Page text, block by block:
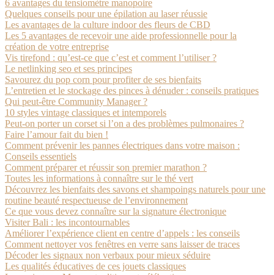
6 avantages du tensiomètre manopoire
Quelques conseils pour une épilation au laser réussie
Les avantages de la culture indoor des fleurs de CBD
Les 5 avantages de recevoir une aide professionnelle pour la
création de votre entreprise
Vis tirefond : qu’est-ce que c’est et comment l’utiliser ?
Le netlinking seo et ses principes
Savourez du pop corn pour profiter de ses bienfaits
L’entretien et le stockage des pinces à dénuder : conseils pratiques
Qui peut-être Community Manager ?
10 styles vintage classiques et intemporels
Peut-on porter un corset si l’on a des problèmes pulmonaires ?
Faire l’amour fait du bien !
Comment prévenir les pannes électriques dans votre maison :
Conseils essentiels
Comment préparer et réussir son premier marathon ?
Toutes les informations à connaître sur le thé vert
Découvrez les bienfaits des savons et shampoings naturels pour une
routine beauté respectueuse de l’environnement
Ce que vous devez connaître sur la signature électronique
Visiter Bali : les incontournables
Améliorer l’expérience client en centre d’appels : les conseils
Comment nettoyer vos fenêtres en verre sans laisser de traces
Décoder les signaux non verbaux pour mieux séduire
Les qualités éducatives de ces jouets classiques